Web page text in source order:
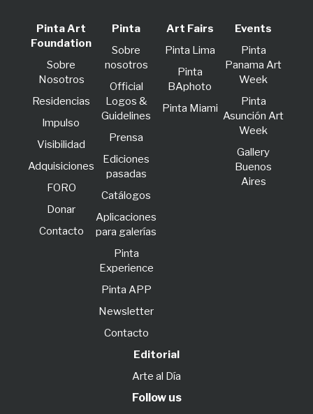
Pinta Art
Foundation
Sobre
Nosotros
Residencias
lmpulso
Visibilidad
Adquisiciones
FORO
Donar
Contacto
Pinta
Sobre
nosotros
Official
Logos &
Guidelines
Prensa
Ediciones
pasadas
Catálogos
Aplicaciones
para galerías
Pinta
Experience
Pinta APP
Newsletter
Contacto
Art Fairs
Pinta Lima
Pinta
BAphoto
Pinta Miami
Events
Pinta
Panama Art
Week
Pinta
Asunción Art
Week
Gallery
Buenos
Aires
Editorial
Arte al Día
Follow us